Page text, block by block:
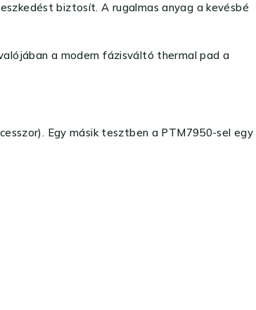
biztosít. A rugalmas anyag a kevésbé
a modern fázisváltó thermal pad a
Egy másik tesztben a PTM7950-sel egy